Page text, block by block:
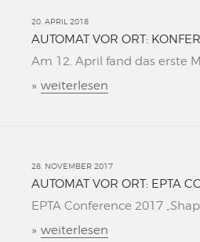
20. APRIL 2018
AUTOMAT VOR ORT:
Am 12. April fand das erste
» weiterlesen
28. NOVEMBER 2017
AUTOMAT VOR ORT: EPTA
EPTA Conference 2017
» weiterlesen